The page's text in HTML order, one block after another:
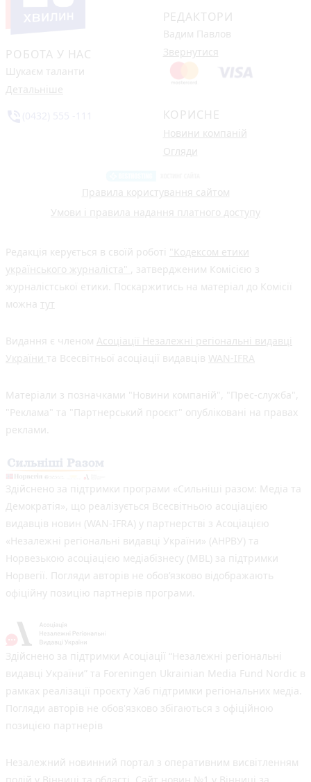
РОБОТА У НАС
Шукаєм таланти
Детальніше
РЕДАКТОРИ
Вадим Павлов
Звернутися
КОРИСНЕ
Новини компаній
Огляди
Правила користування сайтом
Умови і правила надання платного доступу
Редакція керується в своїй роботі "Кодексом етики
українського журналіста" , затвердженим Комісією з
журналістської етики. Поскаржитись на матеріал до Комісії
можна тут
Видання є членом Асоціації Незалежні регіональні видавці
України та Всесвітньої асоціації видавців WAN-IFRA
Матеріали з позначками "Новини компаній", "Прес-служба",
"Реклама" та "Партнерський проєкт" опубліковані на правах
реклами.
Здійснено за підтримки програми «Сильніші разом: Медіа та
Демократія», що реалізується Всесвітньою асоціацією
видавців новин (WAN-IFRA) у партнерстві з Асоціацією
«Незалежні регіональні видавці України» (АНРВУ) та
Норвезькою асоціацією медіабізнесу (MBL) за підтримки
Норвегії. Погляди авторів не обов’язково відображають
офіційну позицію партнерів програми.
Здійснено за підтримки Асоціації “Незалежні регіональні
видавці України” та Foreningen Ukrainian Media Fund Nordic в
рамках реалізації проєкту Хаб підтримки регіональних медіа.
Погляди авторів не обов'язково збігаються з офіційною
позицією партнерів
Незалежний новинний портал з оперативним висвітленням